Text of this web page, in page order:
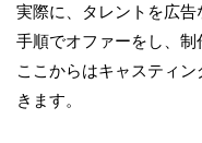
実際に、タレントを広
手順でオファーをし、制
ここからはキャスティ
きます。